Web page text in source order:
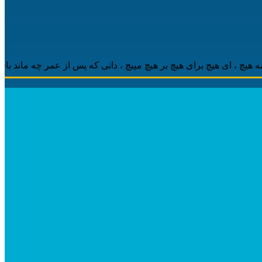
‌ای هیچ برای هیچ بر هیچ مپیچ ، دانی که پس از عمر چه ماند باقی ،